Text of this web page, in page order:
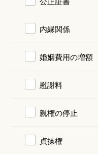
内縁関係
婚姻費用の増額
慰謝料
親権の停止
貞操権